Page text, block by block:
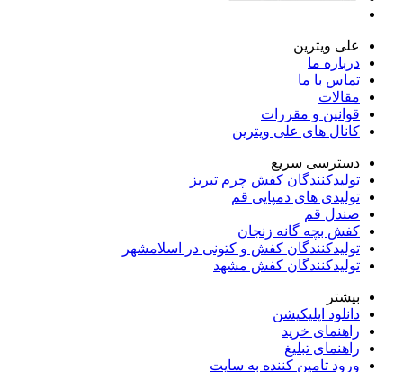
علی ویترین
درباره ما
تماس با ما
مقالات
قوانین و مقررات
کانال های علی ویترین
دسترسی سریع
تولیدکنندگان کفش چرم تبریز
تولیدی های دمپایی قم
صندل قم
کفش بچه گانه زنجان
تولیدکنندگان کفش و کتونی در اسلامشهر
تولیدکنندگان کفش مشهد
بیشتر
دانلود اپلیکیشن
راهنمای خرید
راهنمای تبلیغ
ورود تامین کننده به سایت